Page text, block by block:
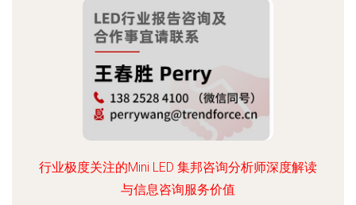
行业极度关注的Mini LED 集邦咨询分析师深度解读
与信息咨询服务价值